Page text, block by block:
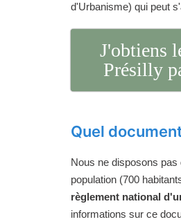
d'Urbanisme) qui peut
J'obtiens
Présilly
Quel
Nous ne disposons pas
population (700
règlement national
informations sur ce